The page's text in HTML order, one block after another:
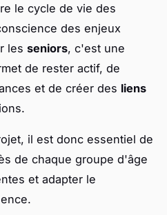
le cycle de vie des
des enjeux
les seniors, c'est une
de rester actif, de
et de créer des liens
il est donc essentiel de
de chaque groupe d'âge
et adapter le